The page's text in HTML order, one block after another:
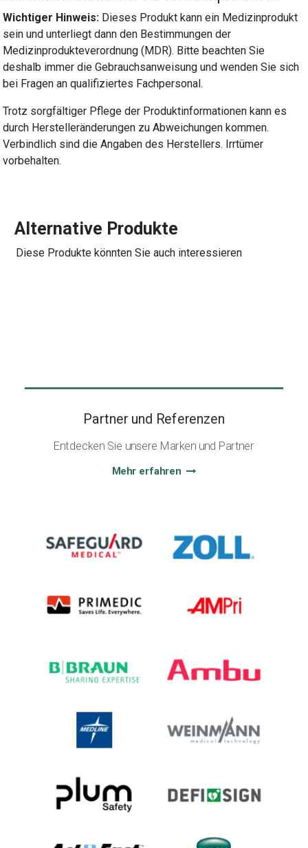
Wichtiger Hinweis: Dieses Produkt kann ein Medizinprodukt
sein und unterliegt dann den Bestimmungen der
Medizinprodukteverordnung (MDR). Bitte beachten Sie
deshalb immer die Gebrauchsanweisung und wenden Sie sich
bei Fragen an qualifiziertes Fachpersonal.
Trotz sorgfältiger Pflege der Produktinformationen kann es
durch Herstelleränderungen zu Abweichungen kommen.
Verbindlich sind die Angaben des Herstellers. Irrtümer
vorbehalten.
Alternative Produkte
Diese Produkte könnten Sie auch interessieren
Partner und Referenzen
Entdecken Sie unsere Marken und Partner
Mehr erfahren